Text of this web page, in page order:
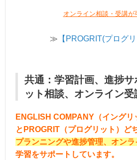
オンライン相談・受講が
≫ 【PROGRIT(プログリ
共通：学習計画、進捗サ
ット相談、オンライン受
ENGLISH COMPANY（イングリ
とPROGRIT（プログリット）ど
プランニングや進捗管理、オンラ
学習をサポートしています。